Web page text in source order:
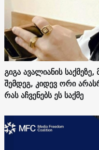
გიგა ავალიანის
შემდეგ, კიდევ ორი
რას აჩვენებს ეს საქმე